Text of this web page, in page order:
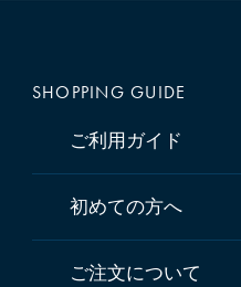
SHOPPING GUIDE
ご利用ガイド
初めての方へ
ご注文について